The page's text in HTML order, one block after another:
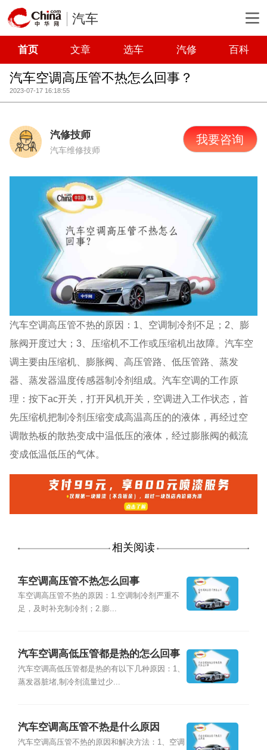
汽车
首页 文章 选车 汽修 百科
汽车空调高压管不热怎么回事？
2023-07-17 16:18:55
汽修技师
汽车维修技师
我要咨询
汽车空调高压管不热的原因：1、空调制冷剂不足；2、膨
胀阀开度过大；3、压缩机不工作或压缩机出故障。汽车空
调主要由压缩机、膨胀阀、高压管路、低压管路、蒸发
器、蒸发器温度传感器制冷剂组成。汽车空调的工作原
理：按下ac开关，打开风机开关，空调进入工作状态，首
先压缩机把制冷剂压缩变成高温高压的的液体，再经过空
调散热板的散热变成中温低压的液体，经过膨胀阀的截流
变成低温低压的气体。
相关阅读
车空调高压管不热怎么回事
车空调高压管不热的原因：1.空调制冷剂严重不
足，及时补充制冷剂；2.膨...
汽车空调高低压管都是热的怎么回事
汽车空调高低压管都是热的有以下几种原因：1、
蒸发器脏堵,制冷剂流量过少...
汽车空调高压管不热是什么原因
汽车空调高压管不热的原因和解决方法：1、空调